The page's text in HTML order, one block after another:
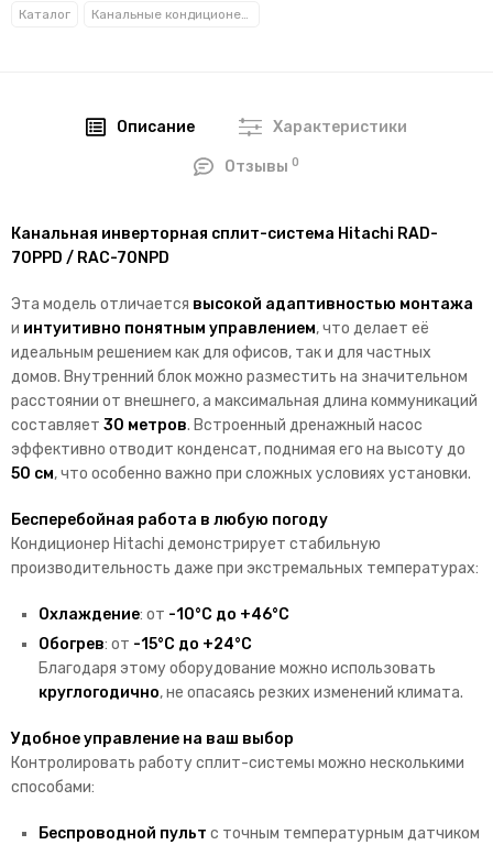
Каталог Канальные кондиционеры
Описание Характеристики
Отзывы0
Канальная инверторная сплит-система Hitachi RAD-
70PPD / RAC-70NPD
Эта модель отличается высокой адаптивностью монтажа
и интуитивно понятным управлением, что делает её
идеальным решением как для офисов, так и для частных
домов. Внутренний блок можно разместить на значительном
расстоянии от внешнего, а максимальная длина коммуникаций
составляет 30 метров. Встроенный дренажный насос
эффективно отводит конденсат, поднимая его на высоту до
50 см, что особенно важно при сложных условиях установки.
Бесперебойная работа в любую погоду
Кондиционер Hitachi демонстрирует стабильную
производительность даже при экстремальных температурах:
Охлаждение: от -10°C до +46°C
Обогрев: от -15°C до +24°C
Благодаря этому оборудование можно использовать
круглогодично, не опасаясь резких изменений климата.
Удобное управление на ваш выбор
Контролировать работу сплит-системы можно несколькими
способами:
Беспроводной пульт с точным температурным датчиком